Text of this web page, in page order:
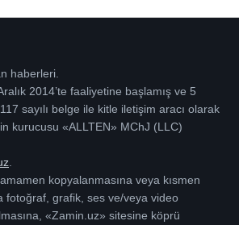
haberleri.
2014’te faaliyetine başlamış ve 5
sayılı belge ile kitle iletişim aracı olarak
kurucusu «ALLTEN» MChJ (LLC)
.
kopyalanmasına veya kısmen
fotoğraf, grafik, ses ve/veya video
«Zamin.uz» sitesine köprü